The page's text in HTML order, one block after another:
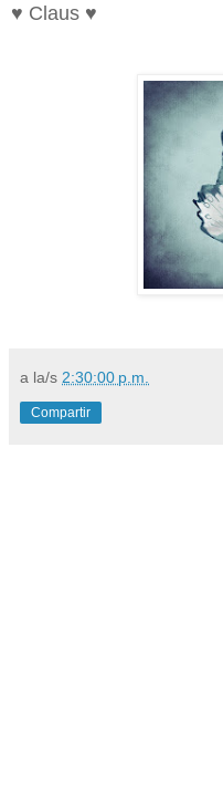
♥ Claus ♥
a la/s 2:30:00 p.m.
Compartir